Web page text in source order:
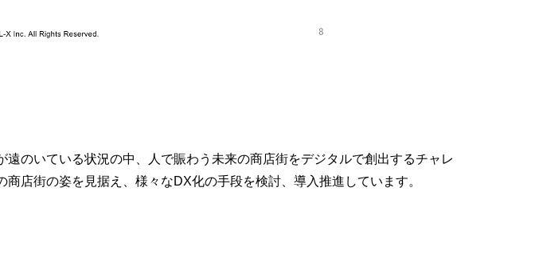
のいている状況の中、人で賑わう未来の商店街をデジタルで創出するチャレ
店街の姿を見据え、様々なDX化の手段を検討、導入推進しています。